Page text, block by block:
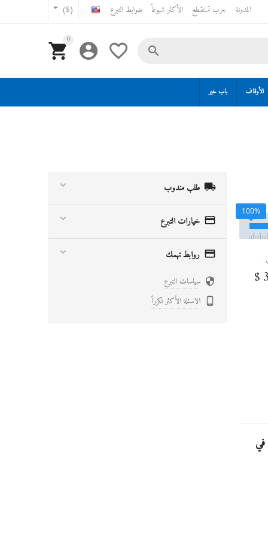
($) المدونة جرب تستقطع الأكثر شيوعاً ضوابط التبرع
0
   
الأوقاف باب خير
100%
$
 طلب مندوب
 خيارات التبرع
 روابط تهمك
 سياسات التبرع
 الاسئلة الأكثر تكرراً
في